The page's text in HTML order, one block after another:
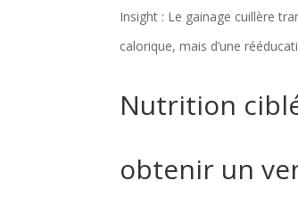
Insight : Le gainage cuillère
calorique, mais d’une
Nutrition
obtenir un